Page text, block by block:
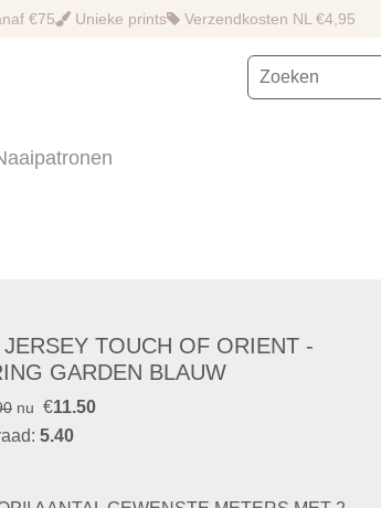
€75 Unieke prints Verzendkosten NL €4,95
TOUCH OF ORIENT -
GARDEN BLAUW
nu €11.50
5.40